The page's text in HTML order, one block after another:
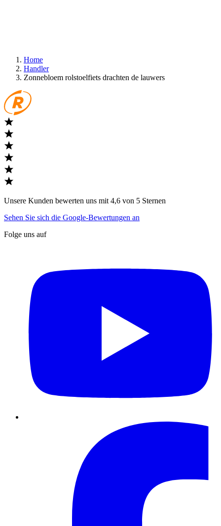
Home
Handler
Zonnebloem rolstoelfiets drachten de lauwers
Unsere Kunden bewerten uns mit 4,6 von 5 Sternen
Sehen Sie sich die Google-Bewertungen an
Folge uns auf